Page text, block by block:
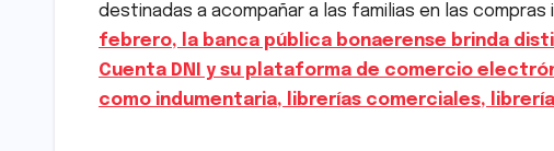
destinadas a acompañar a las familias en las
febrero, la banca pública bonaerense brinda
Cuenta DNI y su plataforma de comercio
como indumentaria, librerías comerciales,